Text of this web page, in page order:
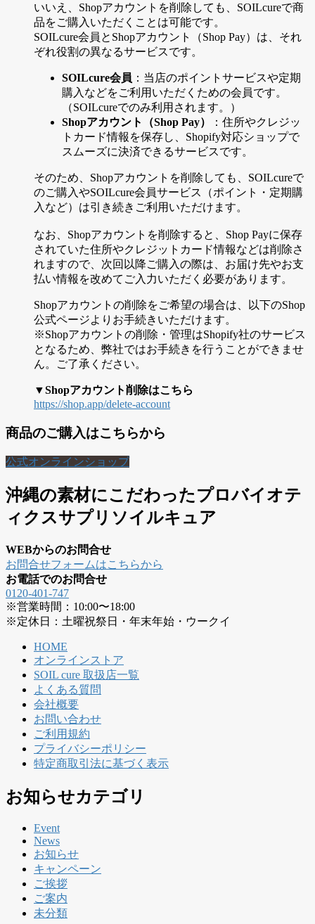
いいえ、Shopアカウントを削除しても、SOILcureで商
品をご購入いただくことは可能です。
SOILcure会員とShopアカウント（Shop Pay）は、それ
ぞれ役割の異なるサービスです。
SOILcure会員 ：当店のポイントサービスや定期
購入などをご利用いただくための会員です。
（SOILcureでのみ利用されます。）
Shopアカウント（Shop Pay）
：住所やクレジッ
トカード情報を保存し、Shopify対応ショップで
スムーズに決済できるサービスです。
そのため、Shopアカウントを削除しても、SOILcureで
のご購入やSOILcure会員サービス（ポイント・定期購
入など）は引き続きご利用いただけます。
なお、Shopアカウントを削除すると、Shop Payに保存
されていた住所やクレジットカード情報などは削除さ
れますので、次回以降ご購入の際は、お届け先やお支
払い情報を改めてご入力いただく必要があります。
Shopアカウントの削除をご希望の場合は、以下のShop
公式ページよりお手続きいただけます。
※Shopアカウントの削除・管理はShopify社のサービス
となるため、弊社ではお手続きを行うことができませ
ん。ご了承ください。
▼Shopアカウント削除はこちら
https://shop.app/delete-account
商品のご購入はこちらから
公式オンラインショップ
沖縄の素材にこだわったプロバイオテ
ィクスサプリソイルキュア
WEBからのお問合せ
お問合せフォームはこちらから
お電話でのお問合せ
0120-401-747
※営業時間：10:00〜18:00
※定休日：土曜祝祭日・年末年始・ウークイ
HOME
オンラインストア
SOIL cure 取扱店一覧
よくある質問
会社概要
お問い合わせ
ご利用規約
プライバシーポリシー
特定商取引法に基づく表示
お知らせカテゴリ
Event
News
お知らせ
キャンペーン
ご挨拶
ご案内
未分類